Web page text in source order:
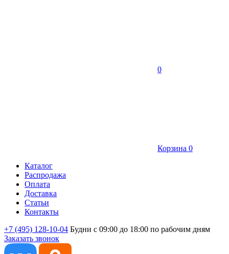
0
Корзина 0
Каталог
Распродажа
Оплата
Доставка
Статьи
Контакты
+7 (495) 128-10-04 Будни с 09:00 до 18:00 по рабочим дням
Заказать звонок